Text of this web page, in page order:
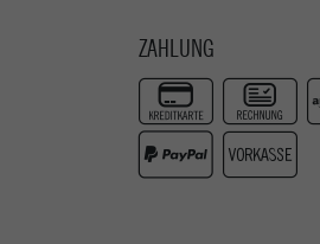
ZAHLUNG